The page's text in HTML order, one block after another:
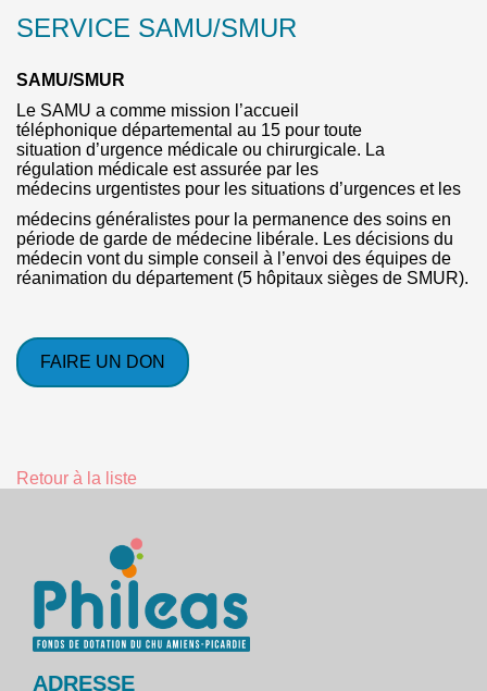
SERVICE SAMU/SMUR
SAMU/SMUR
Le SAMU a comme mission l’accueil
téléphonique départemental au 15 pour toute
situation d’urgence médicale ou chirurgicale. La
régulation médicale est assurée par les
médecins urgentistes pour les situations d’urgences et les
médecins généralistes pour la permanence des soins en
période de garde de médecine libérale. Les décisions du
médecin vont du simple conseil à l’envoi des équipes de
réanimation du département (5 hôpitaux sièges de SMUR).
FAIRE UN DON
Retour à la liste
ADRESSE